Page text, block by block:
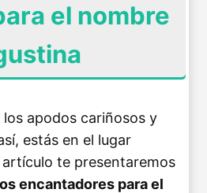
el nombre
apodos cariñosos y
estás en el lugar
te presentaremos
encantadores para el